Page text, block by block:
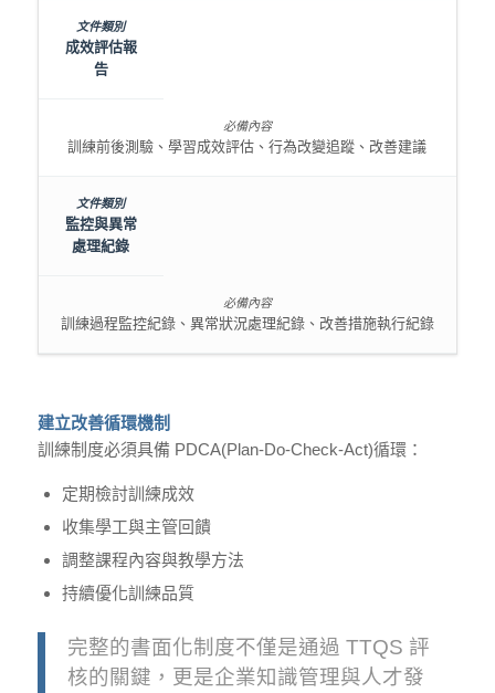
成效評估報
告
訓練前後測驗、學習成效評估、行為改變追蹤、改善建議
監控與異常
處理紀錄
訓練過程監控紀錄、異常狀況處理紀錄、改善措施執行紀錄
建立改善循環機制
訓練制度必須具備 PDCA(Plan-Do-Check-Act)循環：
定期檢討訓練成效
收集學工與主管回饋
調整課程內容與教學方法
持續優化訓練品質
完整的書面化制度不僅是通過 TTQS 評
核的關鍵，更是企業知識管理與人才發